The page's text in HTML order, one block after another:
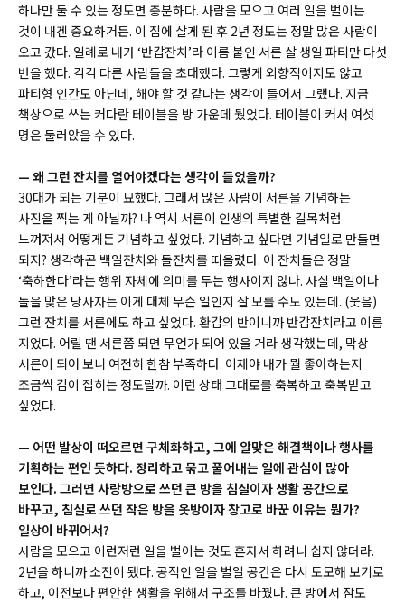
하나만 둘 수 있는 정도면 충분하다. 사람을 모으고 여러 일을 벌이는
것이 내겐 중요하거든. 이 집에 살게 된 후 2년 정도는 정말 많은 사람이
오고 갔다. 일례로 내가 ‘반갑잔치’라 이름 붙인 서른 살 생일 파티만 다섯
번을 했다. 각각 다른 사람들을 초대했다. 그렇게 외향적이지도 않고
파티형 인간도 아닌데, 해야 할 것 같다는 생각이 들어서 그랬다. 지금
책상으로 쓰는 커다란 테이블을 방 가운데 뒀었다. 테이블이 커서 여섯
명은 둘러앉을 수 있다.
— 왜 그런 잔치를 열어야겠다는 생각이 들었을까?
30대가 되는 기분이 묘했다. 그래서 많은 사람이 서른을 기념하는
사진을 찍는 게 아닐까? 나 역시 서른이 인생의 특별한 길목처럼
느껴져서 어떻게든 기념하고 싶었다. 기념하고 싶다면 기념일로 만들면
되지? 생각하곤 백일잔치와 돌잔치를 떠올렸다. 이 잔치들은 정말
‘축하한다’라는 행위 자체에 의미를 두는 행사이지 않나. 사실 백일이나
돌을 맞은 당사자는 이게 대체 무슨 일인지 잘 모를 수도 있는데. (웃음)
그런 잔치를 서른에도 하고 싶었다. 환갑의 반이니까 반갑잔치라고 이름
지었다. 어릴 땐 서른쯤 되면 무언가 되어 있을 거라 생각했는데, 막상
서른이 되어 보니 여전히 한참 부족하다. 이제야 내가 뭘 좋아하는지
조금씩 감이 잡히는 정도랄까. 이런 상태 그대로를 축복하고 축복받고
싶었다.
— 어떤 발상이 떠오르면 구체화하고, 그에 알맞은 해결책이나 행사를
기획하는 편인 듯하다. 정리하고 묶고 풀어내는 일에 관심이 많아
보인다. 그러면 사랑방으로 쓰던 큰 방을 침실이자 생활 공간으로
바꾸고, 침실로 쓰던 작은 방을 옷방이자 창고로 바꾼 이유는 뭔가?
일상이 바뀌어서?
사람을 모으고 이런저런 일을 벌이는 것도 혼자서 하려니 쉽지 않더라.
2년을 하니까 소진이 됐다. 공적인 일을 벌일 공간은 다시 도모해 보기로
하고, 이전보다 편안한 생활을 위해서 구조를 바꿨다. 큰 방에서 잠도